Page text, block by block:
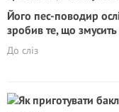
Його пес-поводир
зробив те, що змусить
До сліз